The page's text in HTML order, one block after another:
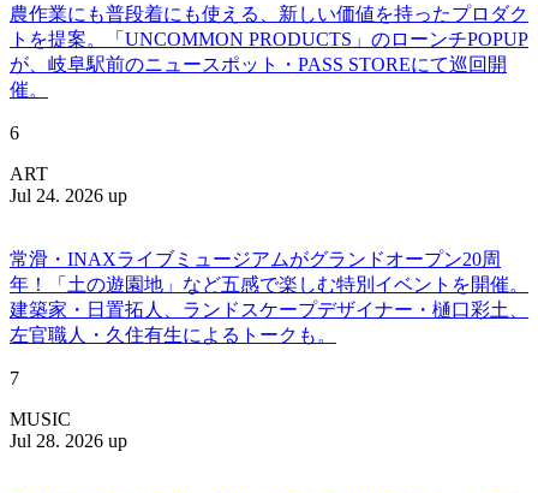
農作業にも普段着にも使える、新しい価値を持ったプロダク
トを提案。「UNCOMMON PRODUCTS」のローンチPOPUP
が、岐阜駅前のニュースポット・PASS STOREにて巡回開
催。
6
ART
Jul 24. 2026 up
常滑・INAXライブミュージアムがグランドオープン20周
年！「土の遊園地」など五感で楽しむ特別イベントを開催。
建築家・日置拓人、ランドスケープデザイナー・樋口彩土、
左官職人・久住有生によるトークも。
7
MUSIC
Jul 28. 2026 up